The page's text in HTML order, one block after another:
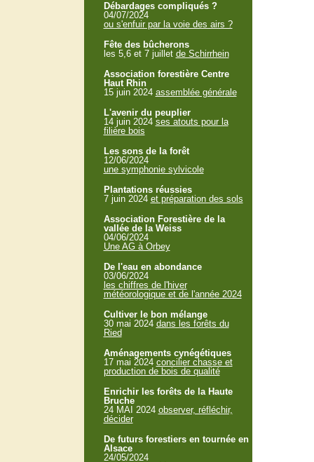
Débardages compliqués ?
04/07/2024
ou s'enfuir par la voie des airs ?
Fête des bûcherons
les 5,6 et 7 juillet de Schirrhein
Association forestière Centre
Haut Rhin
15 juin 2024 assemblée générale
L'avenir du peuplier
14 juin 2024 ses atouts pour la
filière bois
Les sons de la forêt
12/06/2024
une symphonie sylvicole
Plantations réussies
7 juin 2024 et préparation des sols
Association Forestière de la
vallée de la Weiss
04/06/2024
Une AG à Orbey
De l'eau en abondance
03/06/2024
les chiffres de l'hiver
météorologique et de l'année 2024
Cultiver le bon mélange
30 mai 2024 dans les forêts du
Ried
Aménagements cynégétiques
17 mai 2024 concilier chasse et
production de bois de qualité
Enrichir les forêts de la Haute
Bruche
24 MAI 2024 observer, réfléchir,
décider
De futurs forestiers en tournée en
Alsace
24/05/2024